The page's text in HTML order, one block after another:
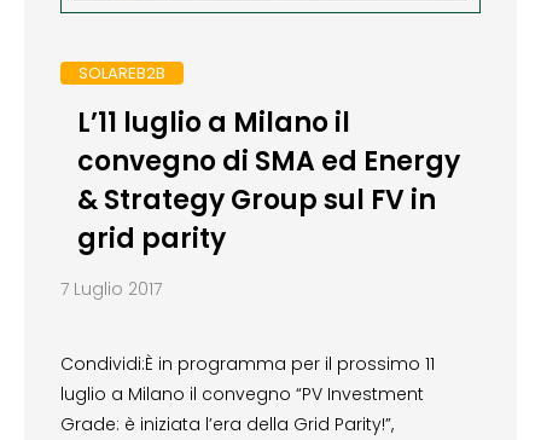
SOLAREB2B
L’11 luglio a Milano il
convegno di SMA ed Energy
& Strategy Group sul FV in
grid parity
7 Luglio 2017
Condividi:È in programma per il prossimo 11
luglio a Milano il convegno “PV Investment
Grade: è iniziata l’era della Grid Parity!”,